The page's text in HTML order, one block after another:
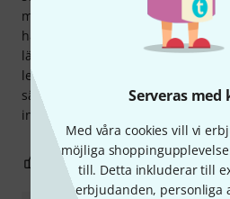
Serveras med
Med våra cookies vill vi
möjliga
till. Detta inkluderar till
erbjudanden, personliga
måste man vända blad mitt under
hade kunnat undvikas med en
längre stycken på en dubbelsida).
letar efter ett enkelt sätt att närma
säkert att hitta något användbart
inspiration.
0 ANMÄL